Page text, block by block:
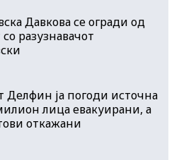
Давкова се огради од
со разузнавачот
Делфин ја погоди источна
лица евакуирани, а
откажани